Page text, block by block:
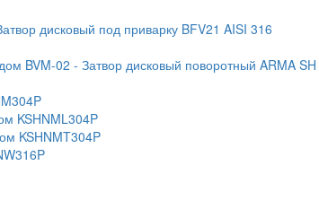
дисковый под приварку BFV21 AISI 316
BVM-02 - Затвор дисковый поворотный ARMA SH
KSHNML304P
KSHNMT304P